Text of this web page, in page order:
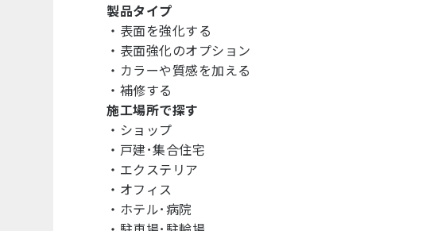
製品タイプ
・ 表面を強化する
・ 表面強化のオプション
・ カラーや質感を加える
・ 補修する
施工場所で探す
・ ショップ
・ 戸建･集合住宅
・ エクステリア
・ オフィス
・ ホテル･病院